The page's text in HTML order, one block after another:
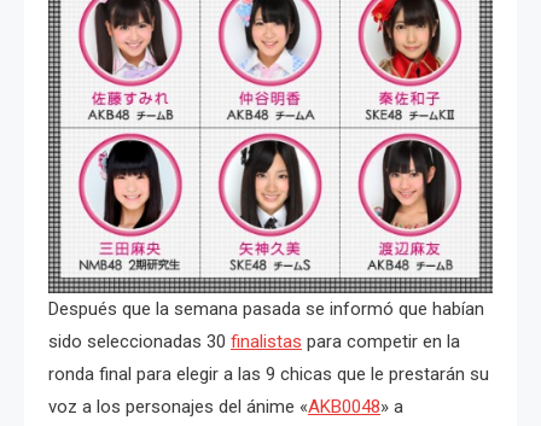
Después que la semana pasada se informó que habían
sido seleccionadas 30 finalistas para competir en la
ronda final para elegir a las 9 chicas que le prestarán su
voz a los personajes del ánime «AKB0048» a